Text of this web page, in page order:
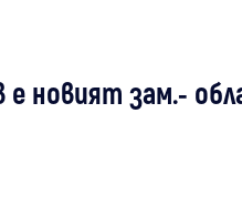
новият зам.-